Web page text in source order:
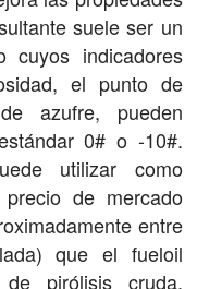
suele ser un
cuyos indicadores
el punto de
azufre, pueden
0# o -10#.
utilizar como
de mercado
entre
que el fueloil
pirólisis cruda,